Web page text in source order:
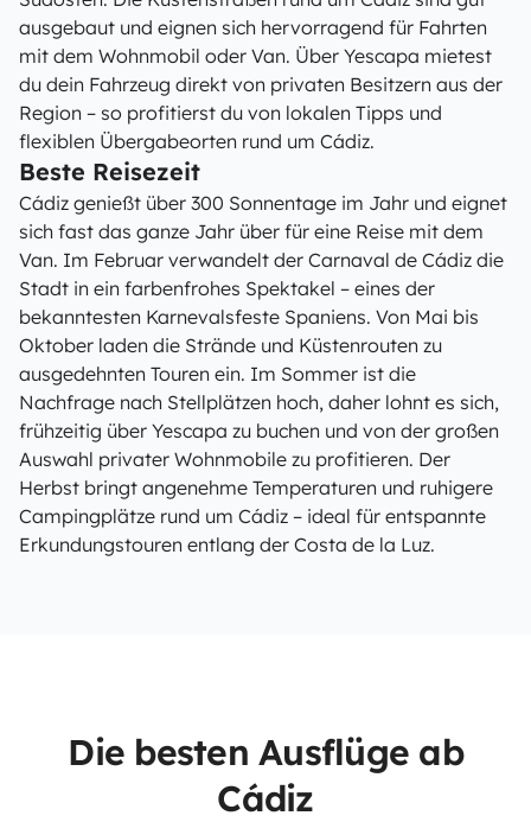
ausgebaut und eignen sich hervorragend für Fahrten
mit dem Wohnmobil oder Van. Über Yescapa mietest
du dein Fahrzeug direkt von privaten Besitzern aus der
Region – so profitierst du von lokalen Tipps und
flexiblen Übergabeorten rund um Cádiz.
Beste Reisezeit
Cádiz genießt über 300 Sonnentage im Jahr und eignet
sich fast das ganze Jahr über für eine Reise mit dem
Van. Im Februar verwandelt der Carnaval de Cádiz die
Stadt in ein farbenfrohes Spektakel – eines der
bekanntesten Karnevalsfeste Spaniens. Von Mai bis
Oktober laden die Strände und Küstenrouten zu
ausgedehnten Touren ein. Im Sommer ist die
Nachfrage nach Stellplätzen hoch, daher lohnt es sich,
frühzeitig über Yescapa zu buchen und von der großen
Auswahl privater Wohnmobile zu profitieren. Der
Herbst bringt angenehme Temperaturen und ruhigere
Campingplätze rund um Cádiz – ideal für entspannte
Erkundungstouren entlang der Costa de la Luz.
Die besten Ausflüge ab
Cádiz